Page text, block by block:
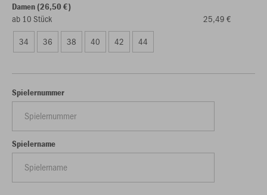
Damen (26,50 €)
ab 10 Stück
25,49 €
34
36 38 40 42 44
Spielernummer
Spielername